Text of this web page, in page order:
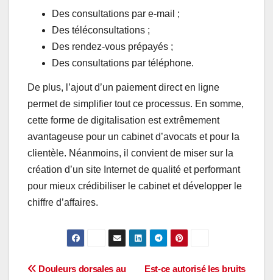
Des consultations par e-mail ;
Des téléconsultations ;
Des rendez-vous prépayés ;
Des consultations par téléphone.
De plus, l’ajout d’un paiement direct en ligne
permet de simplifier tout ce processus. En somme,
cette forme de digitalisation est extrêmement
avantageuse pour un cabinet d’avocats et pour la
clientèle. Néanmoins, il convient de miser sur la
création d’un site Internet de qualité et performant
pour mieux crédibiliser le cabinet et développer le
chiffre d’affaires.
Navigation
Est-ce autorisé les bruits
Douleurs dorsales au